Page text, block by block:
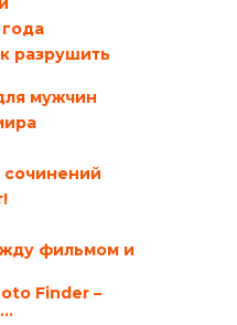
разрушить
мужчин
фильмом и
Finder –